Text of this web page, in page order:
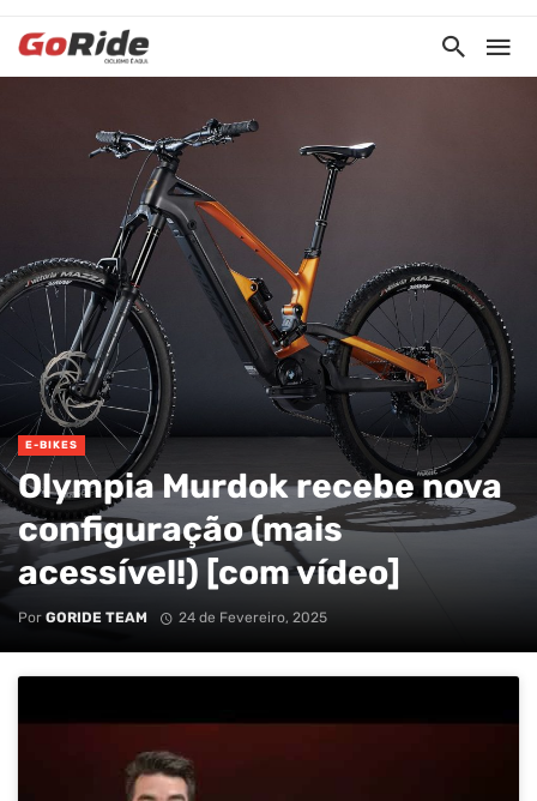
E-BIKES
Olympia Murdok recebe nova
configuração (mais
acessível!) [com vídeo]
Por GORIDE TEAM 24 de Fevereiro, 2025